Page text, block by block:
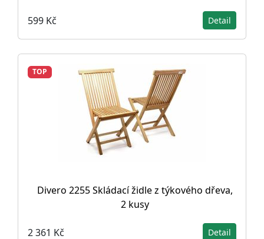
599 Kč Detail
TOP
Divero 2255 Skládací židle z týkového dřeva,
2 kusy
2 361 Kč Detail